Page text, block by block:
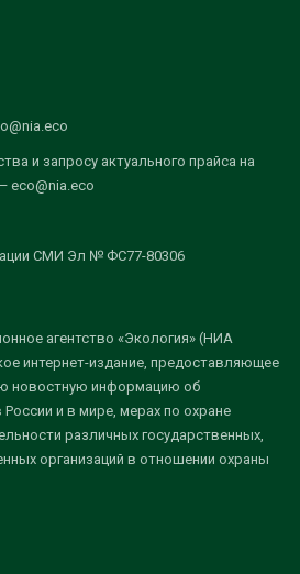
и запросу актуального прайса на
eco@nia.eco
СМИ Эл № ФС77-80306
агентство «Экология» (НИА
интернет-издание, предоставляющее
новостную информацию об
России и в мире, мерах по охране
различных государственных,
организаций в отношении охраны